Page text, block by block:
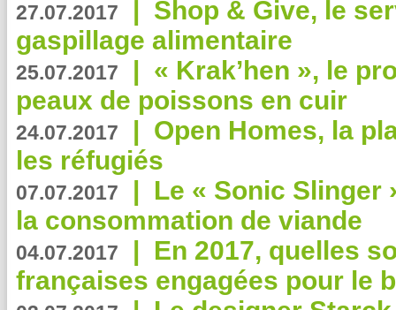
27.07.2017 | Shop & Give, le
gaspillage alimentaire
25.07.2017 | « Krak’hen », le
peaux de poissons en cuir
24.07.2017 | Open Homes, la
les réfugiés
07.07.2017 | Le « Sonic Slinger
la consommation de viande
04.07.2017 | En 2017, quelles
françaises engagées pour le